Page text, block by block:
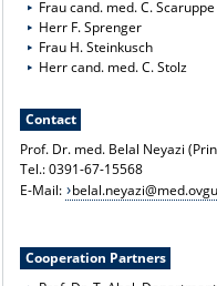
Frau cand. med. C. Scaruppe
Herr F. Sprenger
Frau H. Steinkusch
Herr cand. med. C. Stolz
Contact
Prof. Dr. med. Belal Neyazi
Tel.: 0391-67-15568
E-Mail:
Cooperation Partners